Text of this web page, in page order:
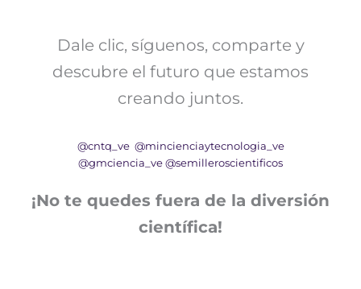
Dale clic, síguenos, comparte y
descubre el futuro que estamos
creando juntos.
@cntq_ve @mincienciaytecnologia_ve
@gmciencia_ve @semilleroscientificos
¡No te quedes fuera de la diversión
científica!